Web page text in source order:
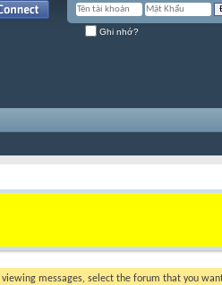
Ghi nhớ?
messages, select the forum that you